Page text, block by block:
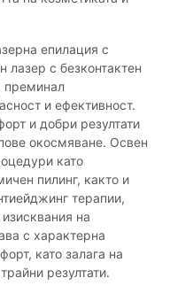
епилация с
лазер с безконтактен
и ефективност.
и добри резултати
окосмяване. Освен
като
пилинг, както и
терапии,
на
с характерна
като залага на
резултати.